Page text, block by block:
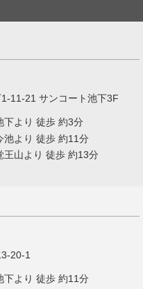
11-21 サンコート池下3F
下より 徒歩 約3分
池より 徒歩 約11分
王山より 徒歩 約13分
20-1
下より 徒歩 約11分